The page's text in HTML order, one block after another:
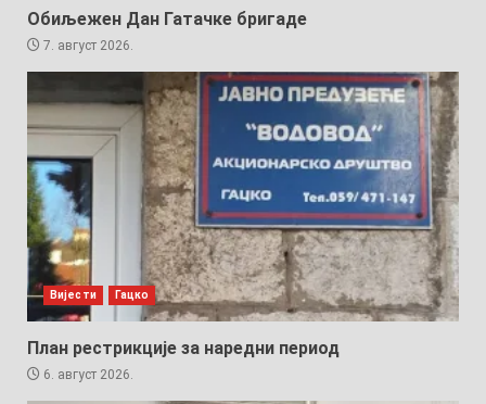
Обиљежен Дан Гатачке бригаде
7. август 2026.
Вијести Гацко
План рестрикције за наредни период
6. август 2026.